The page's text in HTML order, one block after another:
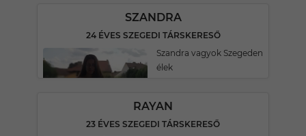
SZANDRA
24 ÉVES SZEGEDI TÁRSKERESŐ
Szandra vagyok Szegeden
élek
RAYAN
23 ÉVES SZEGEDI TÁRSKERESŐ